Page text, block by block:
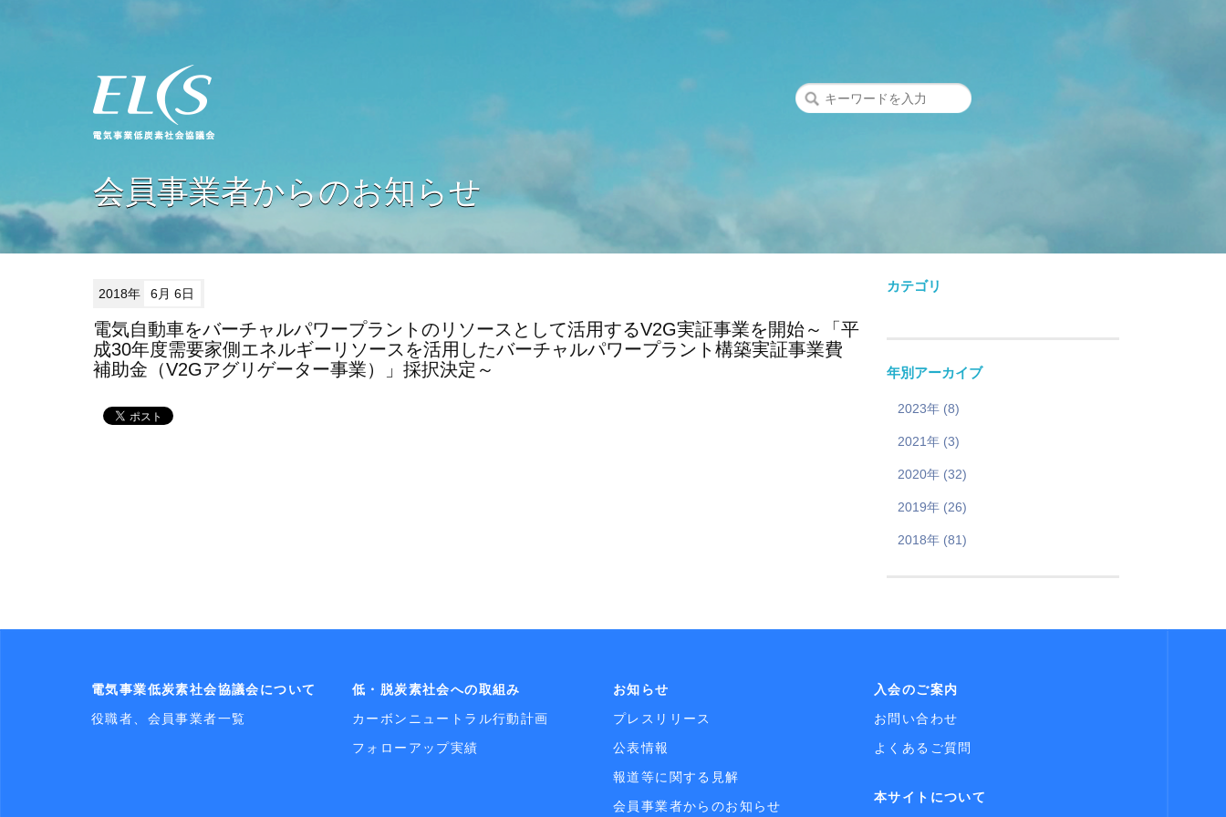
会員事業者からのお知らせ
2018年 6月 6日
電気自動車をバーチャルパワープラントのリソースとして活用するV2G実証事業を開始～「平
成30年度需要家側エネルギーリソースを活用したバーチャルパワープラント構築実証事業費
補助金（V2Gアグリゲーター事業）」採択決定～
カテゴリ
年別アーカイブ
2023年 (8)
2021年 (3)
2020年 (32)
2019年 (26)
2018年 (81)
電気事業低炭素社会協議会について
役職者、会員事業者一覧
低・脱炭素社会への取組み
カーボンニュートラル行動計画
フォローアップ実績
お知らせ
プレスリリース
公表情報
報道等に関する見解
会員事業者からのお知らせ
入会のご案内
お問い合わせ
よくあるご質問
本サイトについて